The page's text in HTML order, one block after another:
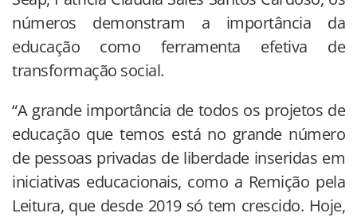
números demonstram a importância da
educação como ferramenta efetiva de
transformação social.
“A grande importância de todos os projetos de
educação que temos está no grande número
de pessoas privadas de liberdade inseridas em
iniciativas educacionais, como a Remição pela
Leitura, que desde 2019 só tem crescido. Hoje,